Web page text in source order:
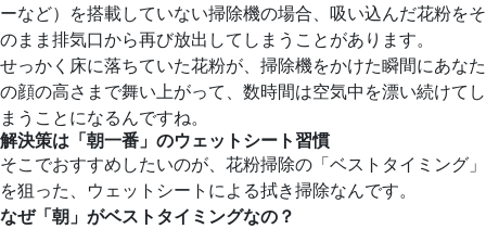
ーなど）を搭載していない掃除機の場合、吸い込んだ花粉をそ
のまま排気口から再び放出してしまうことがあります。
せっかく床に落ちていた花粉が、掃除機をかけた瞬間にあなた
の顔の高さまで舞い上がって、数時間は空気中を漂い続けてし
まうことになるんですね。
解決策は「朝一番」のウェットシート習慣
そこでおすすめしたいのが、花粉掃除の「ベストタイミング」
を狙った、ウェットシートによる拭き掃除なんです。
なぜ「朝」がベストタイミングなの？